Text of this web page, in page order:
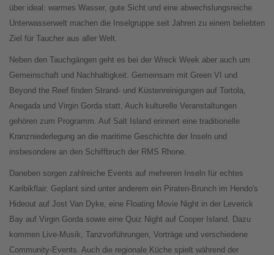
über ideal: warmes Wasser, gute Sicht und eine abwechslungsreiche
Unterwasserwelt machen die Inselgruppe seit Jahren zu einem beliebten
Ziel für Taucher aus aller Welt.
Neben den Tauchgängen geht es bei der Wreck Week aber auch um
Gemeinschaft und Nachhaltigkeit. Gemeinsam mit Green VI und
Beyond the Reef finden Strand- und Küstenreinigungen auf Tortola,
Anegada und Virgin Gorda statt. Auch kulturelle Veranstaltungen
gehören zum Programm. Auf Salt Island erinnert eine traditionelle
Kranzniederlegung an die maritime Geschichte der Inseln und
insbesondere an den Schiffbruch der RMS Rhone.
Daneben sorgen zahlreiche Events auf mehreren Inseln für echtes
Karibikflair. Geplant sind unter anderem ein Piraten-Brunch im Hendo's
Hideout auf Jost Van Dyke, eine Floating Movie Night in der Leverick
Bay auf Virgin Gorda sowie eine Quiz Night auf Cooper Island. Dazu
kommen Live-Musik, Tanzvorführungen, Vorträge und verschiedene
Community-Events. Auch die regionale Küche spielt während der